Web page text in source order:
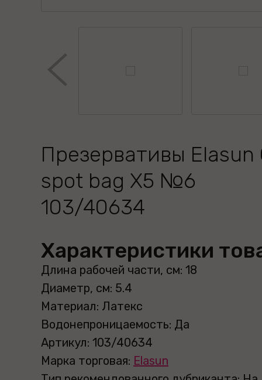
Презервативы Elasun
spot bag X5 №6
103/40634
Характеристики
Длина рабочей части, см: 18
Диаметр, см: 5.4
Материал: Латекс
Водонепроницаемость: Да
Артикул: 103/40634
Марка торговая: Elasun